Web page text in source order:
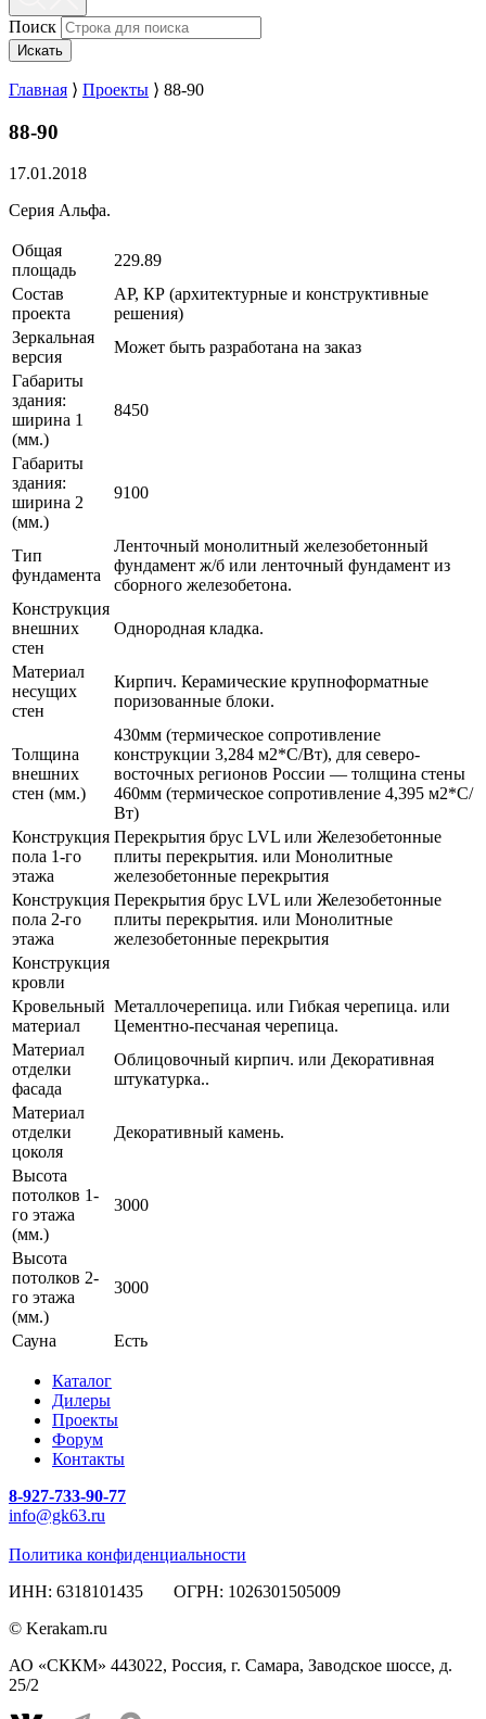
Поиск
Искать
Главная ⟩ Проекты ⟩ 88-90
88-90
17.01.2018
Серия Альфа.
Общая
площадь
229.89
Состав
проекта
АР, КР (архитектурные и конструктивные
решения)
Зеркальная
версия
Может быть разработана на заказ
Габариты
здания:
ширина 1
(мм.)
8450
Габариты
здания:
ширина 2
(мм.)
9100
Тип
фундамента
Ленточный монолитный железобетонный
фундамент ж/б или ленточный фундамент из
сборного железобетона.
Конструкция
внешних
стен
Однородная кладка.
Материал
несущих
стен
Кирпич. Керамические крупноформатные
поризованные блоки.
Толщина
внешних
стен (мм.)
430мм (термическое сопротивление
конструкции 3,284 м2*С/Вт), для северо-
восточных регионов России — толщина стены
460мм (термическое сопротивление 4,395 м2*С/
Вт)
Конструкция
пола 1-го
этажа
Перекрытия брус LVL или Железобетонные
плиты перекрытия. или Монолитные
железобетонные перекрытия
Конструкция
пола 2-го
этажа
Перекрытия брус LVL или Железобетонные
плиты перекрытия. или Монолитные
железобетонные перекрытия
Конструкция
кровли
Кровельный
материал
Металлочерепица. или Гибкая черепица. или
Цементно-песчаная черепица.
Материал
отделки
фасада
Облицовочный кирпич. или Декоративная
штукатурка..
Материал
отделки
цоколя
Декоративный камень.
Высота
потолков 1-
го этажа
(мм.)
3000
Высота
потолков 2-
го этажа
(мм.)
3000
Сауна Есть
Каталог
Дилеры
Проекты
Форум
Контакты
8-927-733-90-77
info@gk63.ru
Политика конфиденциальности
ИНН: 6318101435 ОГРН: 1026301505009
© Kerakam.ru
АО «СККМ» 443022, Россия, г. Самара, Заводское шоссе, д.
25/2